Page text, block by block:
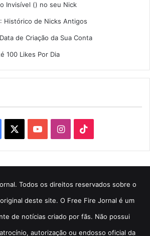
Invisível (ㅤ) no seu Nick
: Histórico de Nicks Antigos
Data de Criação da Sua Conta
100 Likes Por Dia
YouTubeInstagram
Todos os direitos reservados sobre o
deste site. O Free Fire Jornal é um
de notícias criado por fãs. Não possui
autorização ou endosso oficial da